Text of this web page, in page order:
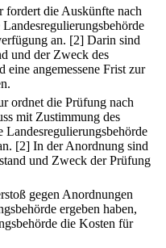
fordert die Auskünfte nach
an. [2] Darin sind
und der Zweck des
eine angemessene Frist zur
ordnet die Prüfung nach
mit Zustimmung des
Landesregulierungsbehörde
[2] In der Anordnung sind
und Zweck der Prüfung
gegen Anordnungen
ergeben haben,
die Kosten für